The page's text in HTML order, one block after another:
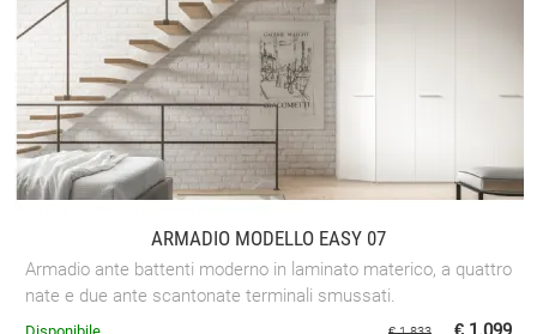
ARMADIO MODELLO EASY 07
Armadio ante battenti moderno in laminato materico, a quattro
nate e due ante scantonate terminali smussati.